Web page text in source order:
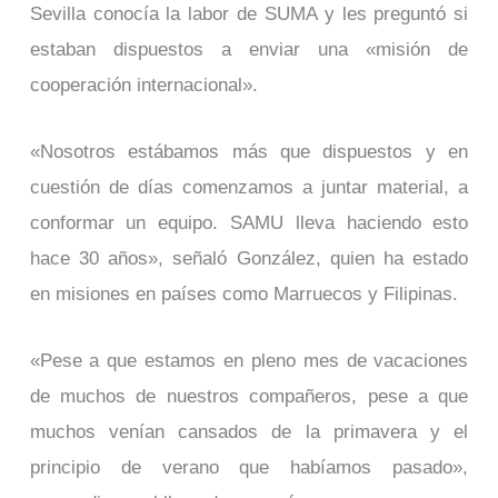
Sevilla conocía la labor de SUMA y les preguntó si
estaban dispuestos a enviar una «misión de
cooperación internacional».
«Nosotros estábamos más que dispuestos y en
cuestión de días comenzamos a juntar material, a
conformar un equipo. SAMU lleva haciendo esto
hace 30 años», señaló González, quien ha estado
en misiones en países como Marruecos y Filipinas.
«Pese a que estamos en pleno mes de vacaciones
de muchos de nuestros compañeros, pese a que
muchos venían cansados de la primavera y el
principio de verano que habíamos pasado»,